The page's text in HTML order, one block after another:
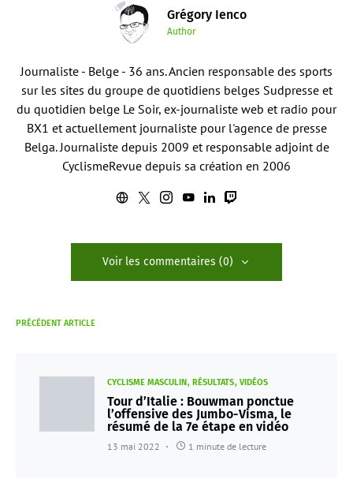
Grégory Ienco
Author
Journaliste - Belge - 36 ans. Ancien responsable des sports
sur les sites du groupe de quotidiens belges Sudpresse et
du quotidien belge Le Soir, ex-journaliste web et radio pour
BX1 et actuellement journaliste pour l'agence de presse
Belga. Journaliste depuis 2009 et responsable adjoint de
CyclismeRevue depuis sa création en 2006
Voir les commentaires (0)
PRÉCÉDENT ARTICLE
CYCLISME MASCULIN RÉSULTATS VIDÉOS
Tour d’Italie : Bouwman ponctue
l’offensive des Jumbo-Visma, le
résumé de la 7e étape en vidéo
13 mai 2022 1 minute de lecture